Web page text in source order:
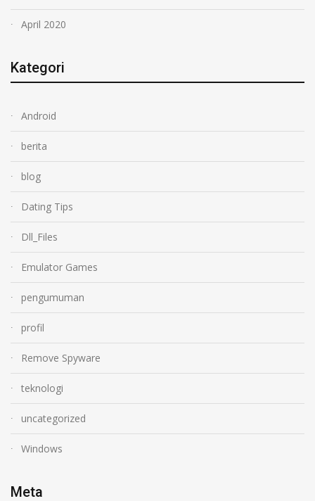
April 2020
Kategori
Android
berita
blog
Dating Tips
Dll_Files
Emulator Games
pengumuman
profil
Remove Spyware
teknologi
uncategorized
Windows
Meta